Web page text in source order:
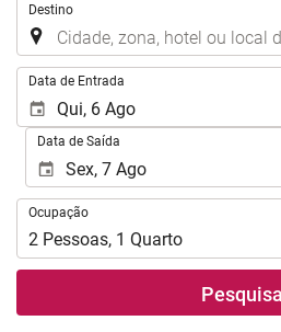
Destino
Data de Entrada
Data de Saída
Ocupação
Ocupação
2 Pessoas, 1 Quarto